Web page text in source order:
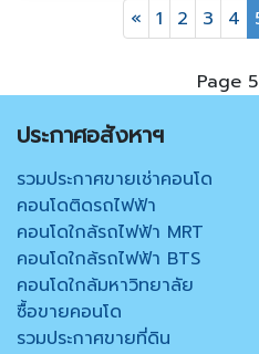
« 1 2 3 4
Page
ประกาศอสังหาฯ
รวมประกาศขายเช่าคอนโด
คอนโดติดรถไฟฟ้า
คอนโดใกล้รถไฟฟ้า MRT
คอนโดใกล้รถไฟฟ้า BTS
คอนโดใกล้มหาวิทยาลัย
ซื้อขายคอนโด
รวมประกาศขายที่ดิน